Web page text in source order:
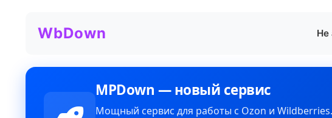
WbDown Не
MPDown — новый сервис
Мощный сервис для работы с Ozon и